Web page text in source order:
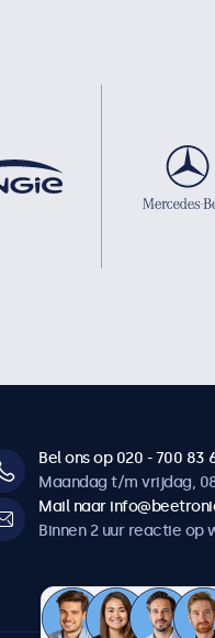
Bel ons op 020 - 700 83
Maandag t/m vrijdag,
Mail naar
Binnen 2 uur reactie op